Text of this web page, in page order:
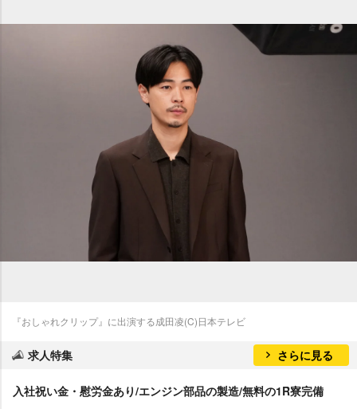
『おしゃれクリップ』に出演する成田凌(C)日本テレビ
求人特集 さらに見る
入社祝い金・慰労金あり/エンジン部品の製造/無料の1R寮完備